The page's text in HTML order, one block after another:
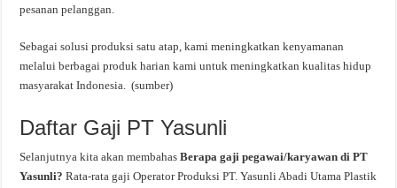
pesanan pelanggan.
Sebagai solusi produksi satu atap, kami meningkatkan kenyamanan
melalui berbagai produk harian kami untuk meningkatkan kualitas hidup
masyarakat Indonesia. (sumber)
Daftar Gaji PT Yasunli
Selanjutnya kita akan membahasBerapa gaji pegawai/karyawan di PT
Yasunli?Rata-rata gaji Operator Produksi PT. Yasunli Abadi Utama Plastik